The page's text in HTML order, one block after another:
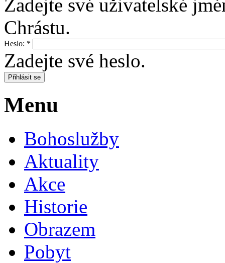
Zadejte své uživatelské
Chrástu.
Heslo: *
Zadejte své heslo.
Menu
Bohoslužby
Aktuality
Akce
Historie
Obrazem
Pobyt